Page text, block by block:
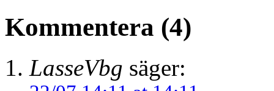
Kommentera (4)
LasseVbg säger: